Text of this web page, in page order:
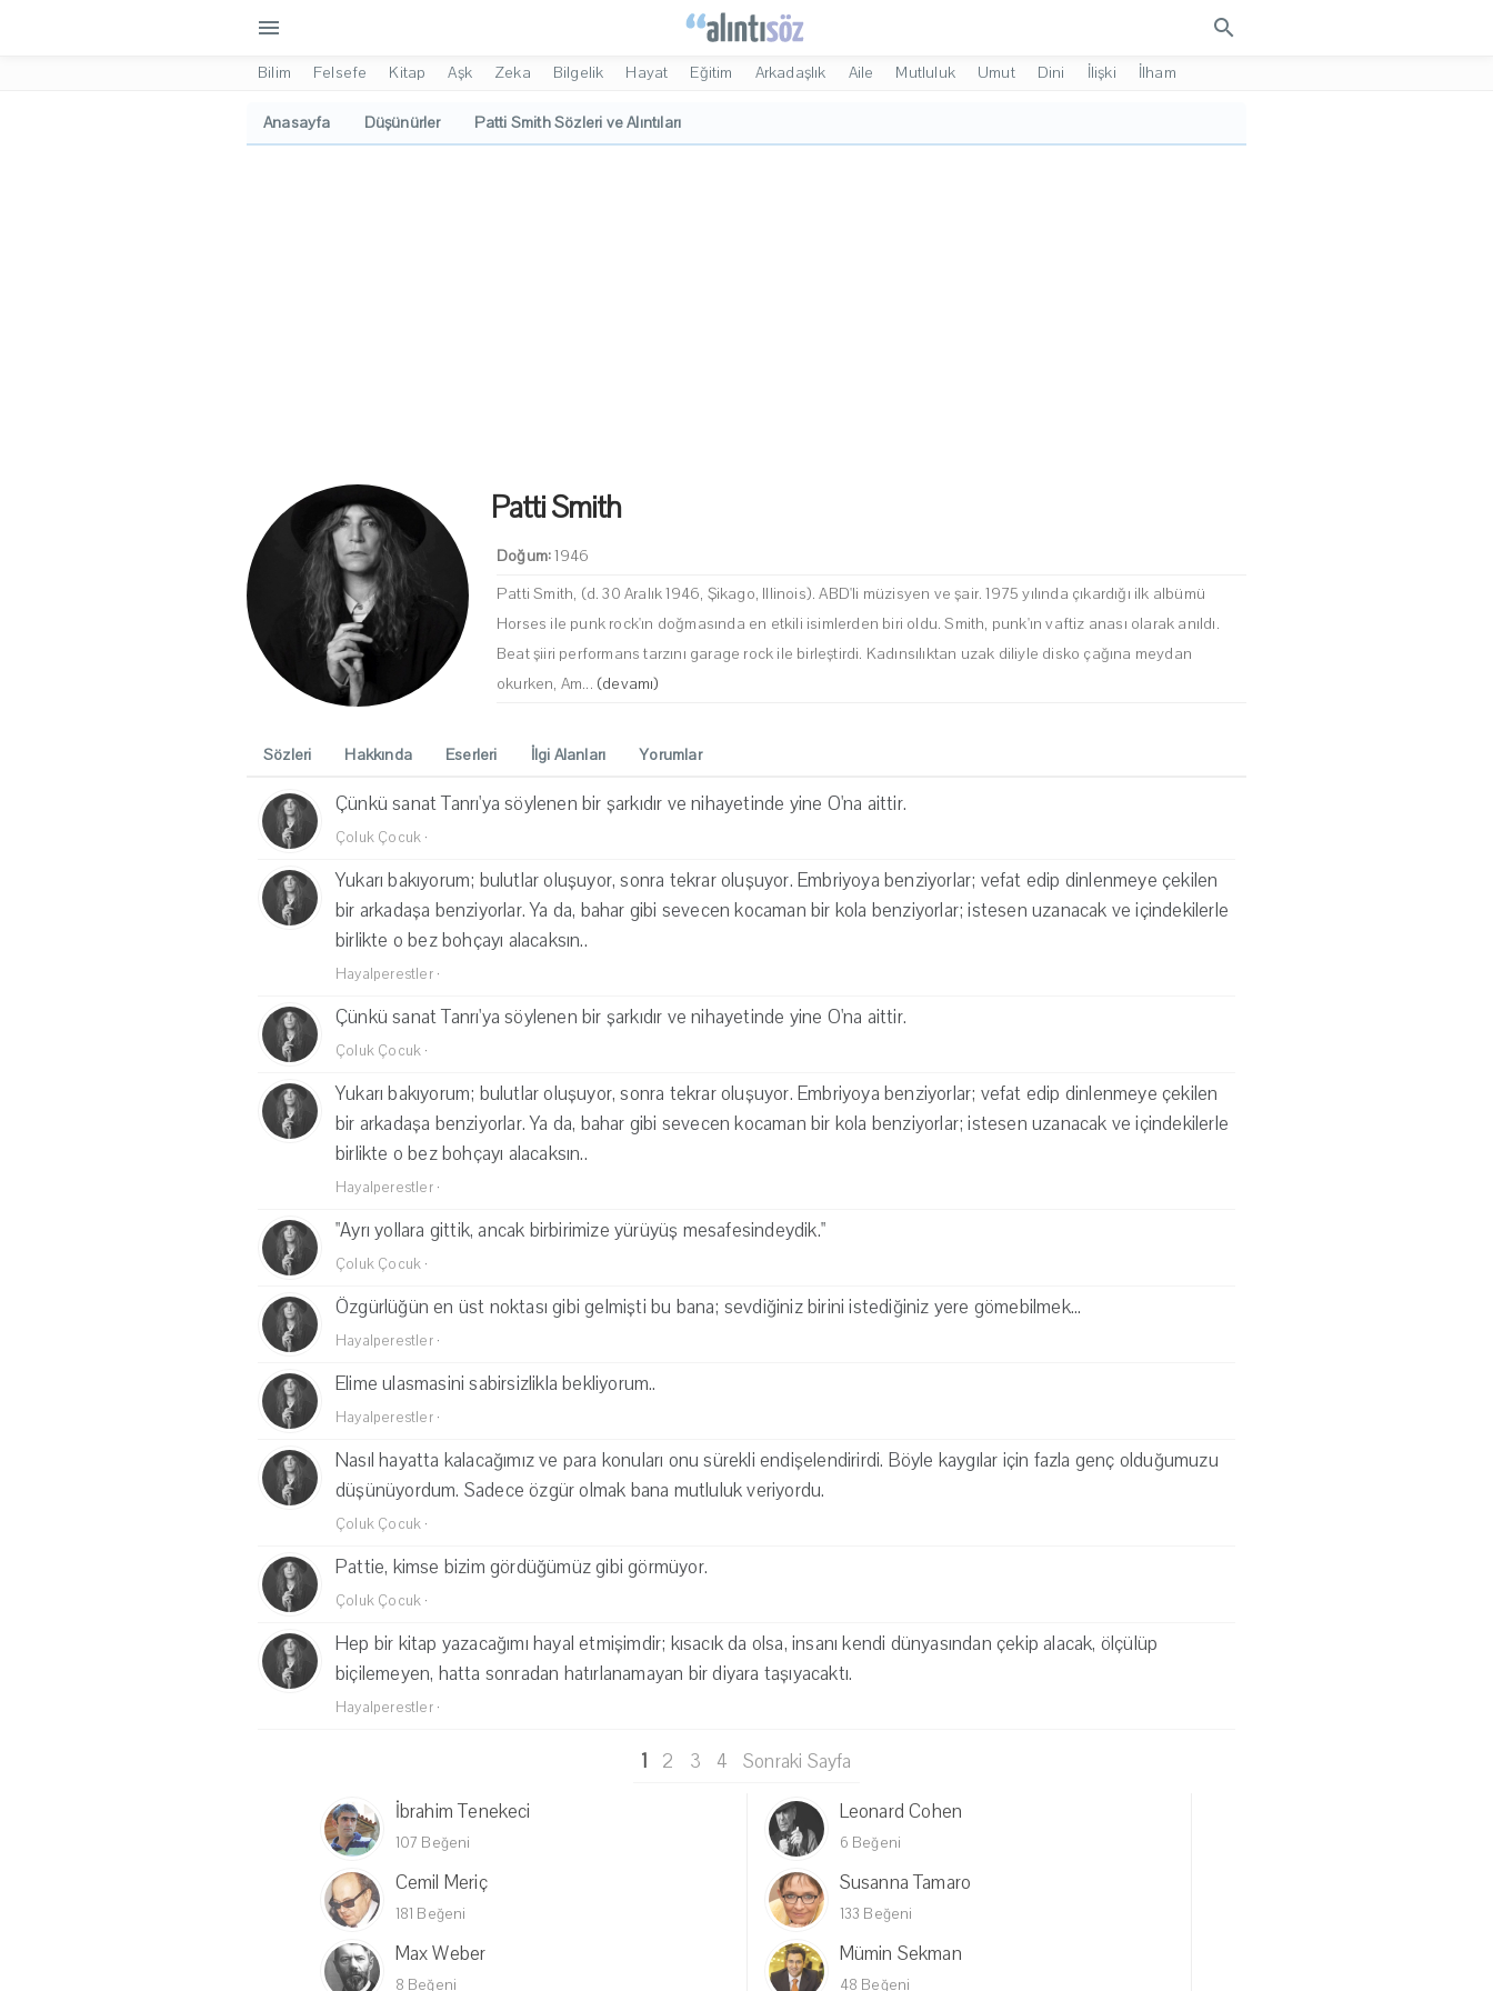
menu search
Bilim Felsefe Kitap Aşk Zeka Bilgelik Hayat Eğitim Arkadaşlık Aile Mutluluk Umut Dini İlişki İlham
Anasayfa Düşünürler Patti Smith Sözleri ve Alıntıları
Patti Smith
Doğum:1946
Patti Smith, (d. 30 Aralık 1946, Şikago, Illinois). ABD'li müzisyen ve şair. 1975 yılında çıkardığı ilk albümü
Horses ile punk rock'ın doğmasında en etkili isimlerden biri oldu. Smith, punk'ın vaftiz anası olarak anıldı.
Beat şiiri performans tarzını garage rock ile birleştirdi. Kadınsılıktan uzak diliyle disko çağına meydan
okurken, Am... (devamı)
Sözleri Hakkında Eserleri İlgi Alanları Yorumlar
Çünkü sanat Tanrı'ya söylenen bir şarkıdır ve nihayetinde yine O'na aittir.
Çoluk Çocuk ·
Yukarı bakıyorum; bulutlar oluşuyor, sonra tekrar oluşuyor. Embriyoya benziyorlar; vefat edip dinlenmeye çekilen
bir arkadaşa benziyorlar. Ya da, bahar gibi sevecen kocaman bir kola benziyorlar; istesen uzanacak ve içindekilerle
birlikte o bez bohçayı alacaksın..
Hayalperestler·
Çünkü sanat Tanrı'ya söylenen bir şarkıdır ve nihayetinde yine O'na aittir.
Çoluk Çocuk ·
Yukarı bakıyorum; bulutlar oluşuyor, sonra tekrar oluşuyor. Embriyoya benziyorlar; vefat edip dinlenmeye çekilen
bir arkadaşa benziyorlar. Ya da, bahar gibi sevecen kocaman bir kola benziyorlar; istesen uzanacak ve içindekilerle
birlikte o bez bohçayı alacaksın..
Hayalperestler·
"Ayrı yollara gittik, ancak birbirimize yürüyüş mesafesindeydik."
Çoluk Çocuk ·
Özgürlüğün en üst noktası gibi gelmişti bu bana; sevdiğiniz birini istediğiniz yere gömebilmek...
Hayalperestler·
Elime ulasmasini sabirsizlikla bekliyorum..
Hayalperestler·
Nasıl hayatta kalacağımız ve para konuları onu sürekli endişelendirirdi. Böyle kaygılar için fazla genç olduğumuzu
düşünüyordum. Sadece özgür olmak bana mutluluk veriyordu.
Çoluk Çocuk ·
Pattie, kimse bizim gördüğümüz gibi görmüyor.
Çoluk Çocuk ·
Hep bir kitap yazacağımı hayal etmişimdir; kısacık da olsa, insanı kendi dünyasından çekip alacak, ölçülüp
biçilemeyen, hatta sonradan hatırlanamayan bir diyara taşıyacaktı.
Hayalperestler·
1 2 3 4
Sonraki Sayfa
İbrahim Tenekeci
107 Beğeni
Leonard Cohen
6 Beğeni
Cemil Meriç
181 Beğeni
Susanna Tamaro
133 Beğeni
Max Weber
8 Beğeni
Mümin Sekman
48 Beğeni